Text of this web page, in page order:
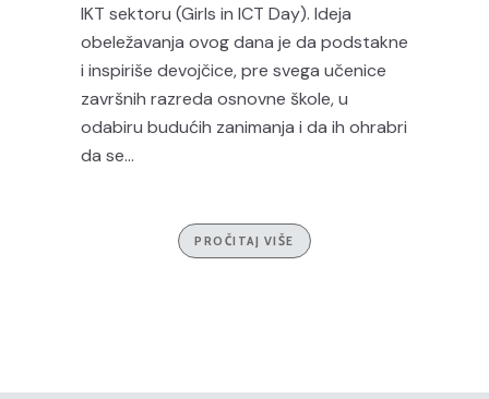
IKT sektoru (Girls in ICT Day). Ideja
obeležavanja ovog dana je da podstakne
i inspiriše devojčice, pre svega učenice
završnih razreda osnovne škole, u
odabiru budućih zanimanja i da ih ohrabri
da se...
PROČITAJ VIŠE